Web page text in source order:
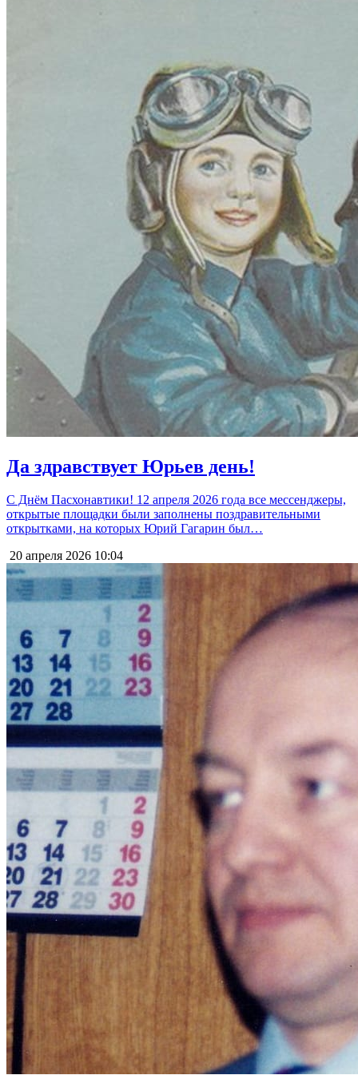
Да здравствует Юрьев день!
С Днём Пасхонавтики! 12 апреля 2026 года все мессенджеры,
открытые площадки были заполнены поздравительными
открытками, на которых Юрий Гагарин был…
20 апреля 2026 10:04